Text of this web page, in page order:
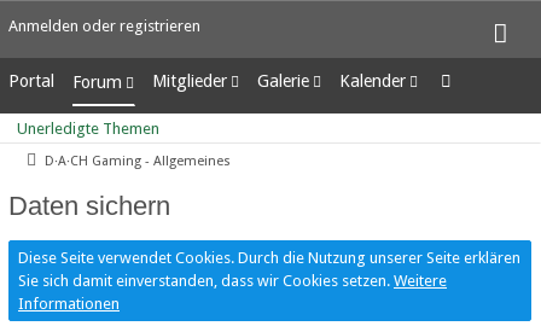
Anmelden oder registrieren
Portal Forum
Unerledigte Themen
Mitglieder
Letzte Aktivitäten
Benutzer online
Team-Mitglieder
Galerie
Alben
Bilder
Kalender
Wochenansicht
Tagesansicht
Unerledigte Themen
D·A·CH Gaming - Allgemeines
Daten sichern
Diese Seite verwendet Cookies. Durch die Nutzung unserer Seite erklären
Sie sich damit einverstanden, dass wir Cookies setzen. Weitere
Informationen